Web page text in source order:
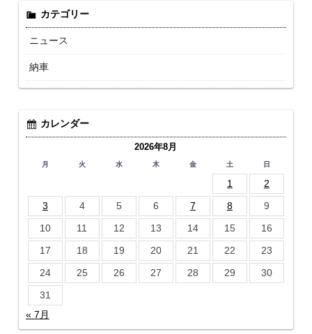
カテゴリー
ニュース
納車
カレンダー
2026年8月
月 火 水 木 金 土 日
1
2
3
4 5 6 7 8
9
10
11 12 13 14 15
16
17
18 19 20 21 22
23
24
25 26 27 28 29
30
31
« 7月